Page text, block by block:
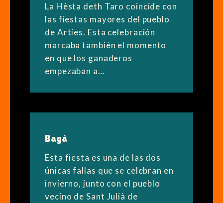
La Hèsta deth Taro coincide con
las fiestas mayores del pueblo
de Arties. Esta celebración
marcaba también el momento
en que los ganaderos
empezaban a…
Bagà
Esta fiesta es una de las dos
únicas fallas que se celebran en
invierno, junto con el pueblo
vecino de Sant Julià de